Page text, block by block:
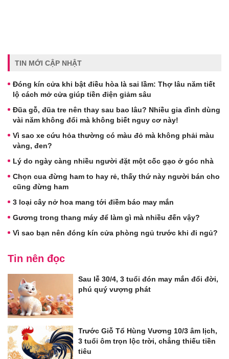
TIN MỚI CẬP NHẬT
Đóng kín cửa khi bật điều hòa là sai lầm: Thợ lâu năm tiết
lộ cách mở cửa giúp tiền điện giảm sâu
Đũa gỗ, đũa tre nên thay sau bao lâu? Nhiều gia đình dùng
vài năm không đổi mà không biết nguy cơ này!
Vì sao xe cứu hỏa thường có màu đỏ mà không phải màu
vàng, đen?
Lý do ngày càng nhiều người đặt một cốc gạo ở góc nhà
Chọn cua đừng ham to hay rẻ, thấy thứ này người bán cho
cũng đừng ham
3 loại cây nở hoa mang tới điềm báo may mắn
Gương trong thang máy để làm gì mà nhiều đến vậy?
Vì sao bạn nên đóng kín cửa phòng ngủ trước khi đi ngủ?
Tin nên đọc
Sau lễ 30/4, 3 tuổi đón may mắn đổi đời,
phú quý vượng phát
Trước Giỗ Tổ Hùng Vương 10/3 âm lịch,
3 tuổi ôm trọn lộc trời, chẳng thiếu tiền
tiêu